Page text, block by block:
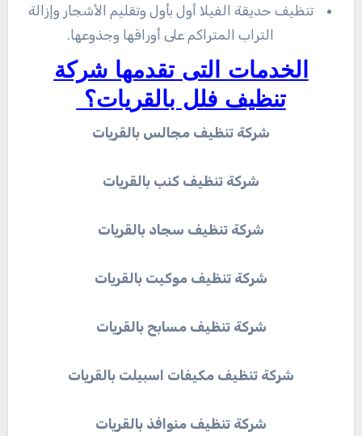
تنظيف حديقة الفيلا أول بأول وتقليم الأشجار وإزالة
التراب المتراكم على أوراقها وجذوعها.
الخدمات التى تقدمها شركة
تنظيف فلل بالقريات؟
شركة تنظيف مجالس بالقريات
شركة تنظيف كنب بالقريات
شركة تنظيف سجاد بالقريات
شركة تنظيف موكيت بالقريات
شركة تنظيف مسابح بالقريات
شركة تنظيف مكيفات اسبيلت بالقريات
شركة تنظيف منوافذ بالقريات